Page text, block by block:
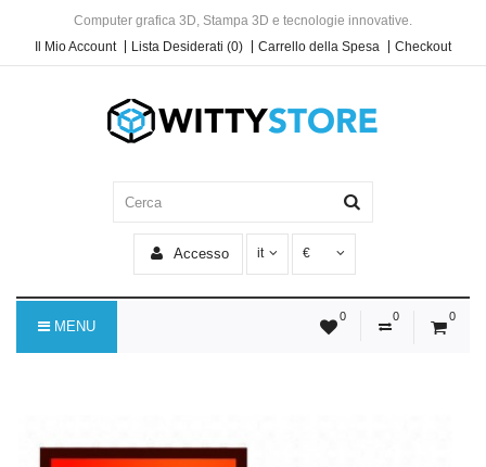
Computer grafica 3D, Stampa 3D e tecnologie innovative.
Il Mio Account
Lista Desiderati (0) Carrello della Spesa Checkout
Accesso it €
0 0 0
MENU